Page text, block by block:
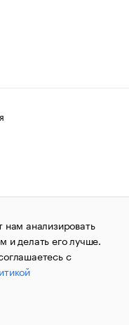
авторских прав
Сообщения
«РБК»
по надзору в сфере
массовых
за номером ИА
«РБК». Отдельные
анализировать
и делать его лучше.
с